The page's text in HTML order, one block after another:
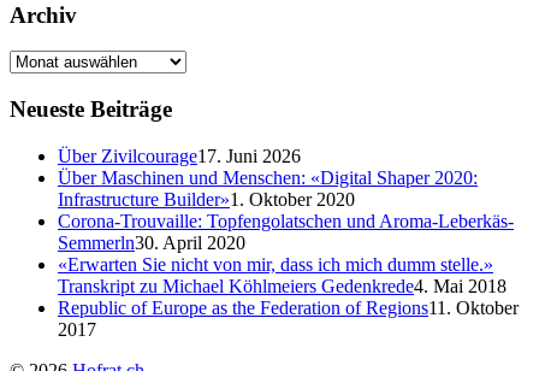
Archiv
Neueste Beiträge
Über Zivilcourage17. Juni 2026
Über Maschinen und Menschen: «Digital Shaper 2020:
Infrastructure Builder»1. Oktober 2020
Corona-Trouvaille: Topfengolatschen und Aroma-Leberkäs-
Semmerln30. April 2020
«Erwarten Sie nicht von mir, dass ich mich dumm stelle.»
Transkript zu Michael Köhlmeiers Gedenkrede4. Mai 2018
Republic of Europe as the Federation of Regions11. Oktober
2017